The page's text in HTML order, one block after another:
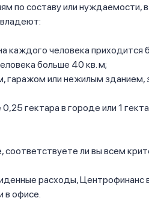
по составу или нуждаемости,
каждого человека приходится
больше 40 кв. м;
или нежилым зданием,
гектара в городе или 1
соответствуете ли вы всем
расходы, Центрофинанс
в офисе.